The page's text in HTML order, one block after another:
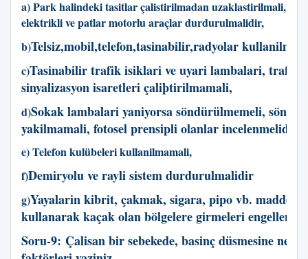
a) Park halindeki tasitlar çalistirilmadan uzaklastirilmali, is
elektrikli ve patlar motorlu araçlar durdurulmalidir,
b)Telsiz,mobil,telefon,tasinabilir,radyolar
c)Tasinabilir trafik isiklari ve uyari lambalari, trafik
sinyalizasyon isaretleri çaliþtirilmamali,
d)Sokak lambalari yaniyorsa söndürülmemeli, sönük
yakilmamali, fotosel prensipli olanlar incelenmelidir,
e) Telefon kulübeleri kullanilmamali,
f)Demiryolu ve rayli sistem durdurulmalidir
g)Yayalarin kibrit, çakmak, sigara, pipo vb. maddeler
kullanarak kaçak olan bölgelere girmeleri
Soru-9: Çalisan bir sebekede, basinç düsmesine